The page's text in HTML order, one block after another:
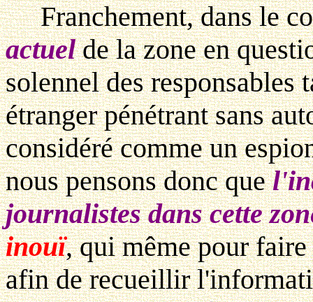
Franchement, dans le
actuelde la zone en
solennel des
étranger pénétrant sans
considéré comme un
nous pensons donc que
journalistes dans cette
inouï, qui même pour
afin de recueillir